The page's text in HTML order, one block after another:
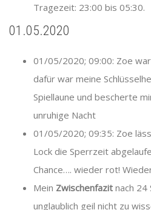
Tragezeit: 23:00 bis 05:30.
01.05.2020
01/05/2020; 09:00: Zoe
dafür war meine
Spiellaune und bescherte
unruhige Nacht
01/05/2020; 09:35: Zoe
Lock die Sperrzeit
Chance…. wieder rot!
Mein Zwischenfazit nach 24
unglaublich geil nicht zu